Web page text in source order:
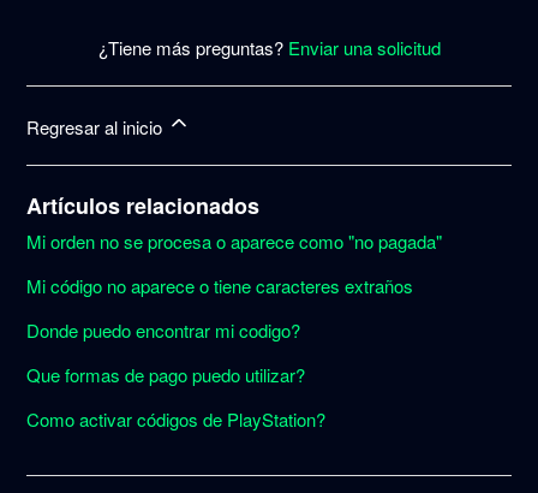
¿Tiene más preguntas? Enviar una solicitud
Regresar al inicio
Artículos relacionados
Mi orden no se procesa o aparece como "no pagada"
Mi código no aparece o tiene caracteres extraños
Donde puedo encontrar mi codigo?
Que formas de pago puedo utilizar?
Como activar códigos de PlayStation?